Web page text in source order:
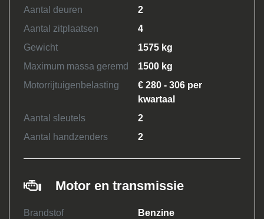
Aantal deuren
2
Aantal zitplaatsen
4
Gewicht
1575 kg
Maximum massa geremd
1500 kg
Motorrijtuigenbelasting
€ 280 - 306 per
kwartaal
Aantal sleutels
2
Aantal handzenders
2
Motor en transmissie
Brandstof
Benzine